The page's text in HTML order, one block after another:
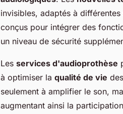
invisibles, adaptés à
conçus pour intégrer des
un niveau de sécurité
Les services d'audioprothèse
à optimiser la qualité de vie
seulement à amplifier le son,
augmentant ainsi la